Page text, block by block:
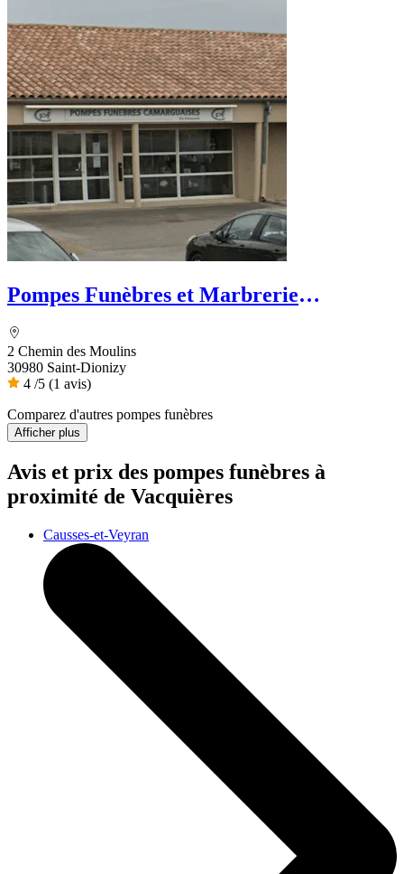
Pompes Funèbres et Marbrerie
2 Chemin des Moulins
30980 Saint-Dionizy
4 /5 (1 avis)
Comparez d'autres pompes funèbres
Afficher plus
Avis et prix des pompes funèbres à
proximité de Vacquières
Causses-et-Veyran